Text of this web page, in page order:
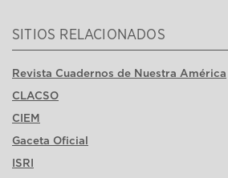
SITIOS RELACIONADOS
Revista Cuadernos de Nuestra América
CLACSO
CIEM
Gaceta Oficial
ISRI